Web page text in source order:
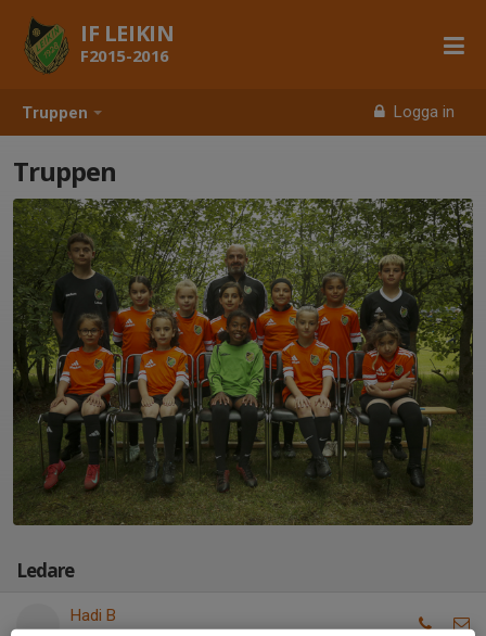
Truppen Logga in
IF LEIKIN
F2015-2016
Truppen
Ledare
Hadi B